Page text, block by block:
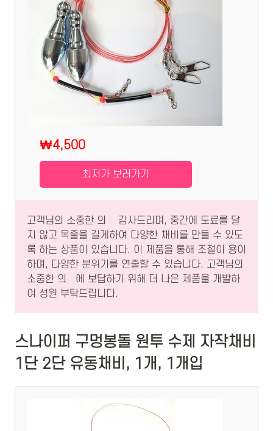
₩4,500
최저가 보러가기
고객님의 소중한 의겢 감사드리며, 중간에 도료를 달
지 않고 목줄을 길게하여 다양한 채비를 만들 수 있도
록 하는 상품이 있습니다. 이 제품을 통해 조절이 용이
하며, 다양한 분위기를 연출할 수 있습니다. 고객님의
소중한 의겢에 보답하기 위해 더 나은 제품을 개발하
여 성원 부탁드립니다.
스나이퍼 구멍봉돌 원투 수제 자작채비
1단 2단 유동채비, 1개, 1개입